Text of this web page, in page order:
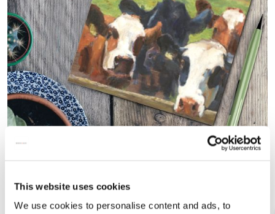
This website uses cookies
We use cookies to personalise content and ads, to